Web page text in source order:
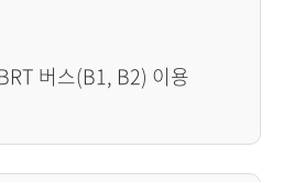
버스(B1, B2) 이용